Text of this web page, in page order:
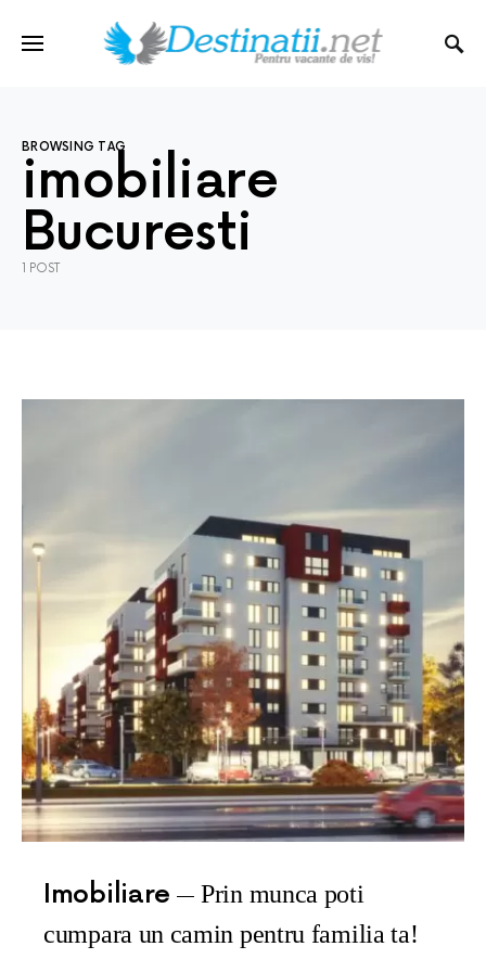
BROWSING TAG
imobiliare
Bucuresti
1 POST
Imobiliare
Prin munca poti
cumpara un camin pentru familia ta!